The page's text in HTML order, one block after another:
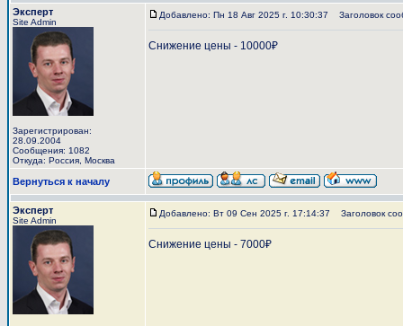
Эксперт
Site Admin
Зарегистрирован:
28.09.2004
Сообщения: 1082
Откуда: Россия, Москва
Добавлено: Пн 18 Авг 2025 г. 10:30:37 Заголовок
Снижение цены - 10000₽
Вернуться к началу
Эксперт
Site Admin
Добавлено: Вт 09 Сен 2025 г. 17:14:37 Заголовок
Снижение цены - 7000₽